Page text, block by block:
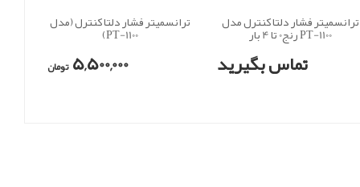
ترانسمیتر فشار دلتا کنترل مدل
PT-1100 رنج0 تا 4 بار
تماس بگیرید
ترانسمیتر فشار دلتا کنترل (مدل
PT-1100)
5,500,000 تومان